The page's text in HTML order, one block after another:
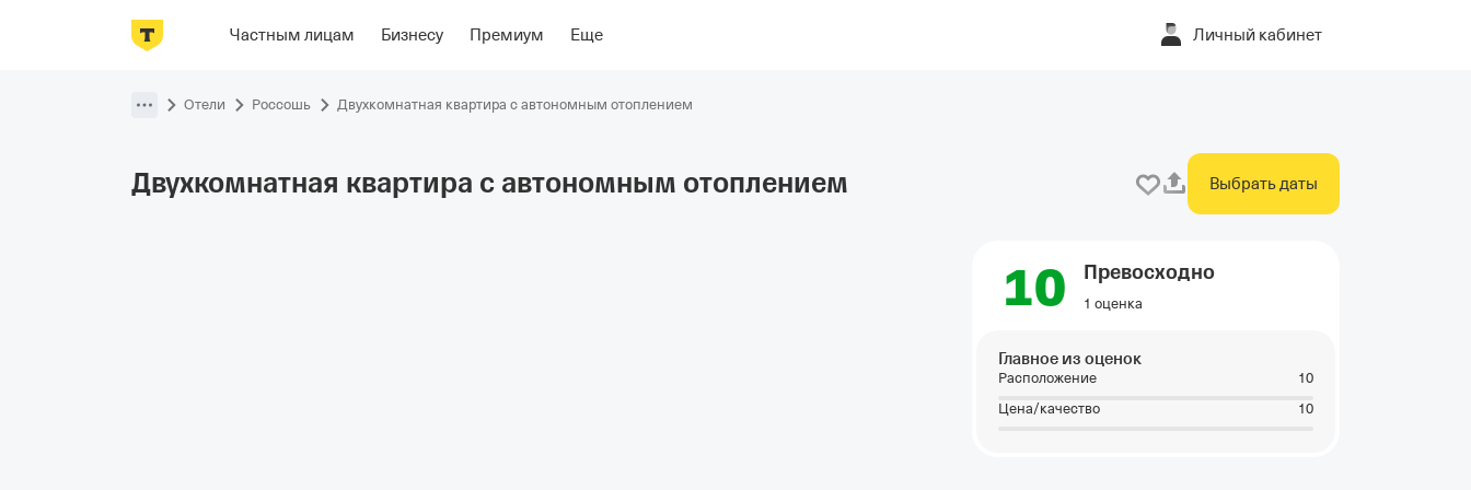
Частным лицам Бизнесу Премиум Еще Личный кабинет
Фотографии НомераОтзывыРасположениеОб отеле
Отели Россошь Двухкомнатная квартира с автономным отоплением
Двухкомнатная квартира с автономным отоплением Выбрать даты
10 Превосходно
1 оценка
Главное из оценок
Расположение
10
Цена/качество
10